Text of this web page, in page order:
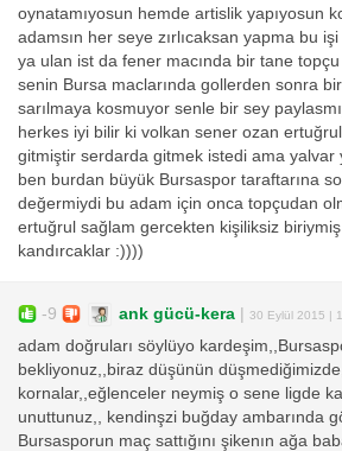
oynatamıyosun hemde artislik yapıyosun
adamsın her seye zırlıcaksan yapma bu
ya ulan ist da fener macında bir tane topçu
senin Bursa maclarında gollerden sonra
sarılmaya kosmuyor senle bir sey
herkes iyi bilir ki volkan sener ozan
gitmiştir serdarda gitmek istedi ama yalvar
ben burdan büyük Bursaspor taraftarına
değermiydi bu adam için onca topçudan
ertuğrul sağlam gercekten kişiliksiz
kandırcaklar :))))
-9 ank gücü-kera | 30 Eylül 2015 |
adam doğruları söylüyo
bekliyonuz,,biraz düşünün
kornalar,,eğlenceler neymiş o sene ligde
unuttunuz,, kendinşzi buğday ambarında
Bursasporun maç sattığını şikenın ağa